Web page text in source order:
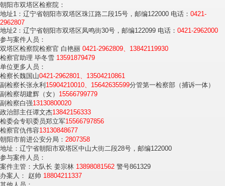
朝阳市双塔区检察院：
地址1：辽宁省朝阳市双塔区珠江路二段15号，邮编122000 电话： 0421-
2962807
地址2：辽宁省朝阳市双塔区凤鸣街30号，邮编122099 电话： 0421-2962000
参与案件人员：
双塔区检察院检察官 白艳丽 0421-2962809、13842119930
检察官助理 毕冬雪 13591879479
单位更多人员：
检察长魏国山0421-2962801、13504210861
副检察长张永利15904210010、15642635599分管第一检察部（捕诉一体）
副检察胡建辉（女） 15566799779
副检察白强13130800020
政治部主任谭文杰13842156333
检委会专职委员郑立军15566797856
检察官仇伟容13130848677
朝阳市前进公安分局： 2807358
地址：辽宁省朝阳市双塔区中山大街二段28号，邮编122000
参与案件人员：
案件主管：大队长 姜宗林 13898081562 警号861329
办案人： 赵帅 18804211337